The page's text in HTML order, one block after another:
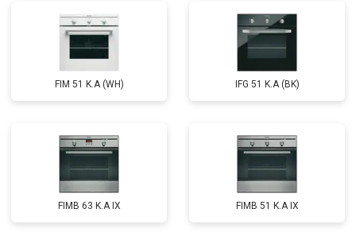
FIM 51 K.A (WH) IFG 51 K.A (BK)
FIMB 63 K.A IX FIMB 51 K.A IX